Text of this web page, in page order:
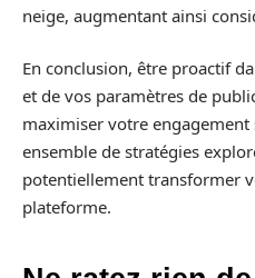
neige, augmentant ainsi
En conclusion, être proactif
et de vos paramètres de
maximiser votre engagement
ensemble de stratégies
potentiellement transformer
plateforme.